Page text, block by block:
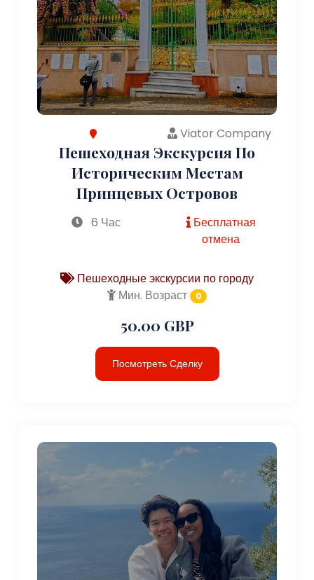
Viator Company
Пешеходная Экскурсия По
Историческим Местам
Принцевых Островов
6 Час
Бесплатная
отмена
Пешеходные экскурсии по городу
Мин. Возраст
0
50.00 GBP
Посмотреть Сделку